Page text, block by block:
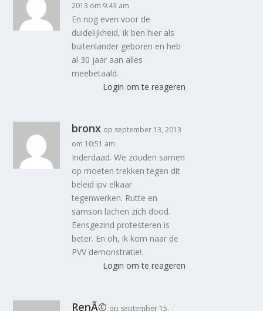
2013 om 9:43 am
En nog even voor de
duidelijkheid, ik ben hier als
buitenlander geboren en heb
al 30 jaar aan alles
meebetaald.
Login om te reageren
bronx op september 13, 2013
om 10:51 am
Inderdaad. We zouden samen
op moeten trekken tegen dit
beleid ipv elkaar
tegenwerken. Rutte en
samson lachen zich dood.
Eensgezind protesteren is
beter. En oh, ik kom naar de
PVV demonstratie!.
Login om te reageren
RenÃ© op september 15,